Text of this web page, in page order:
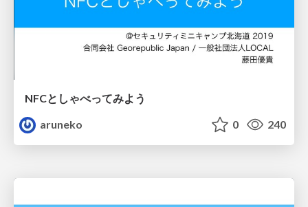
NFCとしゃべってみよう
aruneko
0 240